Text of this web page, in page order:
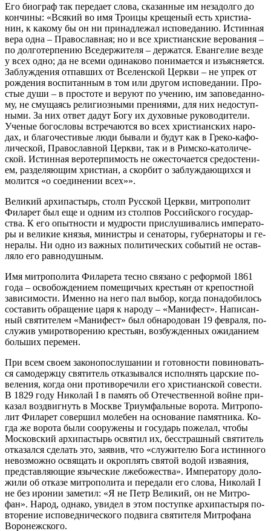
Его био­граф так пе­ре­да­ет сло­ва, ска­зан­ные им неза­дол­го до
кон­чи­ны: «Вся­кий во имя Тро­и­цы кре­ще­ный есть хри­сти­а­
нин, к ка­ко­му бы он ни при­над­ле­жал ис­по­ве­да­нию. Ис­тин­ная
ве­ра од­на – Пра­во­слав­ная; но и все хри­сти­ан­ские ве­ро­ва­ния –
по дол­го­тер­пе­нию Все­дер­жи­те­ля – дер­жат­ся. Еван­ге­лие вез­де
у всех од­но; да не все­ми оди­на­ко­во по­ни­ма­ет­ся и изъ­яс­ня­ет­ся.
За­блуж­де­ния от­пав­ших от Все­лен­ской Церк­ви – не упрек от
рож­де­ния вос­пи­тан­ным в том или дру­гом ис­по­ве­да­нии. Про­
стые ду­ши – в про­сто­те и ве­ру­ют по уче­нию, им за­по­ве­дан­но­
му, не сму­ща­ясь ре­ли­ги­оз­ны­ми пре­ни­я­ми, для них недо­ступ­
ны­ми. За них от­вет да­дут Бо­гу их ду­хов­ные ру­ко­во­ди­те­ли.
Уче­ные бо­го­сло­вы встре­ча­ют­ся во всех хри­сти­ан­ских на­ро­
дах, и бла­го­че­сти­вые лю­ди бы­ва­ли и бу­дут как в Гре­ко-ка­фо­
ли­че­ской, Пра­во­слав­ной Церк­ви, так и в Рим­ско-ка­то­ли­че­
ской. Ис­тин­ная ве­ро­тер­пи­мость не оже­сто­ча­ет­ся сре­до­сте­ни­
ем, раз­де­ля­ю­щим хри­сти­ан, а скор­бит о за­блуж­да­ю­щих­ся и
мо­лит­ся «о со­еди­не­нии всех»».
Ве­ли­кий ар­хи­пас­тырь, столп Рус­ской Церк­ви, мит­ро­по­лит
Фила­рет был еще и од­ним из стол­пов Рос­сий­ско­го го­су­дар­
ства. К его опыт­но­сти и муд­ро­сти при­слу­ши­ва­лись им­пе­ра­то­
ры и ве­ли­кие кня­зья, ми­ни­стры и се­на­то­ры, гу­бер­на­то­ры и ге­
не­ра­лы. Ни од­но из важ­ных по­ли­ти­че­ских со­бы­тий не остав­
ля­ло его рав­но­душ­ным.
Имя мит­ро­по­ли­та Фила­ре­та тес­но свя­за­но с ре­фор­мой 1861
го­да – осво­бож­де­ни­ем по­ме­щи­чьих кре­стьян от кре­пост­ной
за­ви­си­мо­сти. Имен­но на него пал вы­бор, ко­гда по­на­до­би­лось
со­ста­вить об­ра­ще­ние ца­ря к на­ро­ду – «Ма­ни­фест». На­пи­сан­
ный свя­ти­те­лем «Ма­ни­фест» был об­на­ро­до­ван 19 фев­ра­ля, по­
слу­жив уми­ро­тво­ре­нию кре­стьян, воз­буж­ден­ных ожи­да­ни­ем
боль­ших пе­ре­мен.
При всем сво­ем за­ко­но­по­слу­ша­нии и го­тов­но­сти по­ви­но­вать­
ся са­мо­держ­цу свя­ти­тель от­ка­зы­вал­ся ис­пол­нять цар­ские по­
ве­ле­ния, ко­гда они про­ти­во­ре­чи­ли его хри­сти­ан­ской со­ве­сти.
В 1829 го­ду Ни­ко­лай I в па­мять об Оте­че­ствен­ной войне при­
ка­зал воз­двиг­нуть в Москве Три­ум­фаль­ные во­ро­та. Мит­ро­по­
лит Фила­рет со­вер­шил мо­ле­бен на ос­но­ва­ние па­мят­ни­ка. Ко­
гда же во­ро­та бы­ли со­ору­же­ны и го­су­дарь по­же­лал, чтобы
Мос­ков­ский ар­хи­пас­тырь освя­тил их, бес­страш­ный свя­ти­тель
от­ка­зал­ся сде­лать это, за­явив, что «слу­жи­те­лю Бо­га ис­тин­но­го
невоз­мож­но освя­щать и окроп­лять свя­той во­дой из­ва­я­ния,
пред­став­ля­ю­щие язы­че­ские лже­бо­же­ства». Им­пе­ра­то­ру до­ло­
жи­ли об от­ка­зе мит­ро­по­ли­та и пе­ре­да­ли его сло­ва, Ни­ко­лай I
не без иро­нии за­ме­тил: «Я не Петр Ве­ли­кий, он не Мит­ро­
фан». На­род, од­на­ко, уви­дел в этом по­ступ­ке ар­хи­пас­ты­ря по­
вто­ре­ние ис­по­вед­ни­че­ско­го по­дви­га свя­ти­те­ля Мит­ро­фа­на
Во­ро­неж­ско­го.